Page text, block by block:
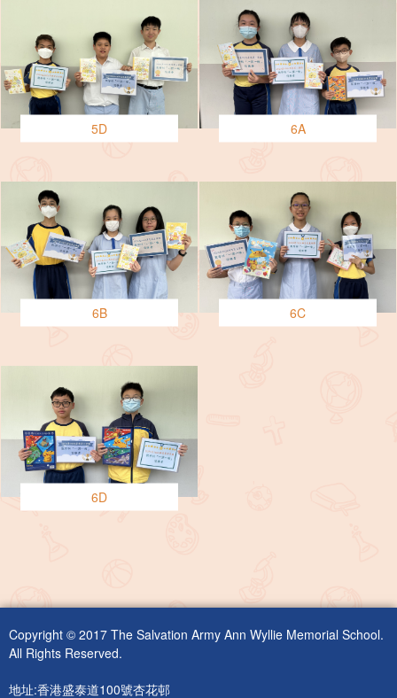
5D 6A
6B 6C
6D
Copyright © 2017 The Salvation Army Ann Wyllie Memorial School.
All Rights Reserved.
地址:香港盛泰道100號杏花邨